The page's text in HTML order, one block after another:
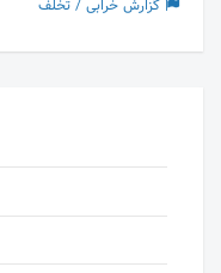
گزارش خرابی / تخلف